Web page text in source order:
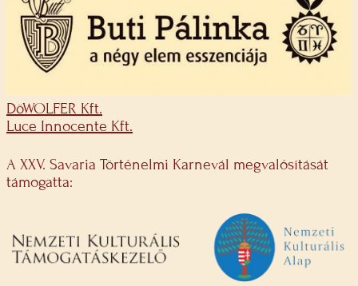
DöWOLFER Kft.
Luce Innocente Kft.
A XXV. Savaria Történelmi Karnevál megvalósítását
támogatta: